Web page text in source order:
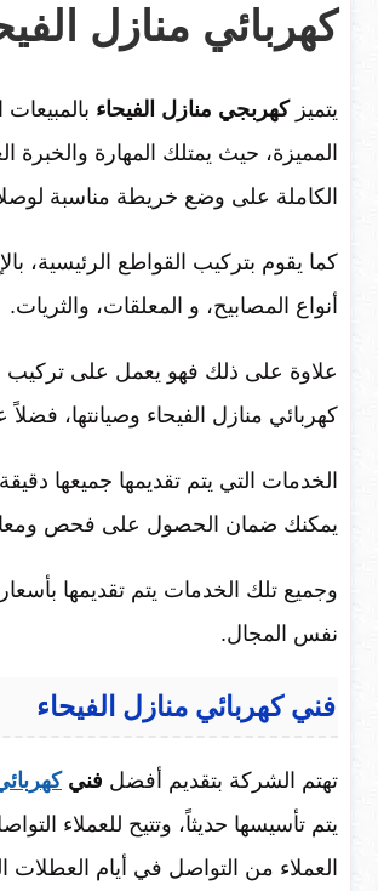
كهربائي منازل
يتميزكهربجي منازل الفيحاء
المميزة، حيث يمتلك المهارة
الكاملة على وضع خريطة مناسبة
كما يقوم بتركيب القواطع الرئيسية،
أنواع المصابيح، و المعلقات، والثريات.
علاوة على ذلك فهو يعمل على تركيب
كهربائي منازل الفيحاء وصيانتها،
الخدمات التي يتم تقديمها جميعها
يمكنك ضمان الحصول على فحص
وجميع تلك الخدمات يتم تقديمها
نفس المجال.
فني كهربائي منازل الفيحاء
تهتم الشركة بتقديم أفضل فني
يتم تأسيسها حديثاً، وتتيح للعملاء
العملاء من التواصل في أيام العطلات